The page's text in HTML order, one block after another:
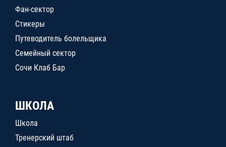
Фан-сектор
Стикеры
Путеводитель болельщика
Семейный сектор
Сочи Клаб Бар
ШКОЛА
Школа
Тренерский штаб